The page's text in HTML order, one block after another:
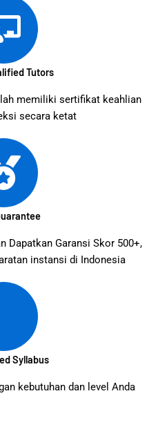
Tutors
memiliki sertifikat keahlian
secara ketat
Dapatkan Garansi Skor 500+,
instansi di Indonesia
Syllabus
kebutuhan dan level Anda